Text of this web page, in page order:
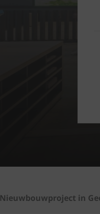
Nieuwbouwproject in